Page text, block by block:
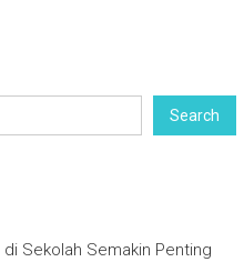
Search
Sekolah Semakin Penting